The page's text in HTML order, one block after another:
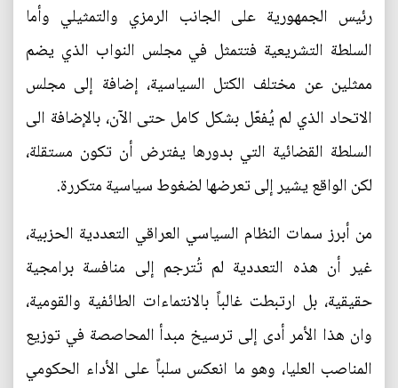
رئيس الجمهورية على الجانب الرمزي والتمثيلي وأما
السلطة التشريعية فتتمثل في مجلس النواب الذي يضم
ممثلين عن مختلف الكتل السياسية، إضافة إلى مجلس
الاتحاد الذي لم يُفعّل بشكل كامل حتى الآن، بالإضافة الى
السلطة القضائية التي بدورها يفترض أن تكون مستقلة،
لكن الواقع يشير إلى تعرضها لضغوط سياسية متكررة.
من أبرز سمات النظام السياسي العراقي التعددية الحزبية،
غير أن هذه التعددية لم تُترجم إلى منافسة برامجية
حقيقية، بل ارتبطت غالباً بالانتماءات الطائفية والقومية،
وان هذا الأمر أدى إلى ترسيخ مبدأ المحاصصة في توزيع
المناصب العليا، وهو ما انعكس سلباً على الأداء الحكومي